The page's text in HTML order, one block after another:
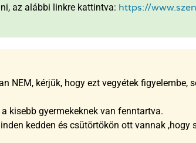
az alábbi linkre kattintva: https://
NEM, kérjük, hogy ezt vegyétek figyelembe,
kisebb gyermekeknek van fenntartva.
kedden és csütörtökön ott vannak ,hogy